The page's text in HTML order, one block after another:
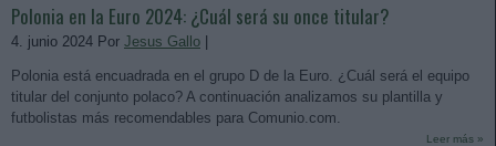
Polonia en la Euro 2024: ¿Cuál será su once titular?
4. junio 2024 Por Jesus Gallo
Polonia está encuadrada en el grupo D de la Euro. ¿Cuál será el equipo
titular del conjunto polaco? A continuación analizamos su plantilla y
futbolistas más recomendables para Comunio.com.
Leer más »